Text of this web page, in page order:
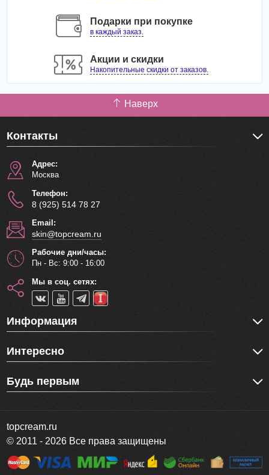
Подарки при покупке
в каждый заказ.
Акции и скидки
Накопительные скидки от заказов.
Наверх
Контакты
Адрес:
Москва
Телефон:
8 (925) 514 78 27
Email:
skin@topcream.ru
Рабочие дни/часы:
Пн - Вс: 9:00 - 16:00
Мы в соц. сетях:
Информация
Интересно
Будь первым
topcream.ru
© 2011 - 2026 Все права защищены